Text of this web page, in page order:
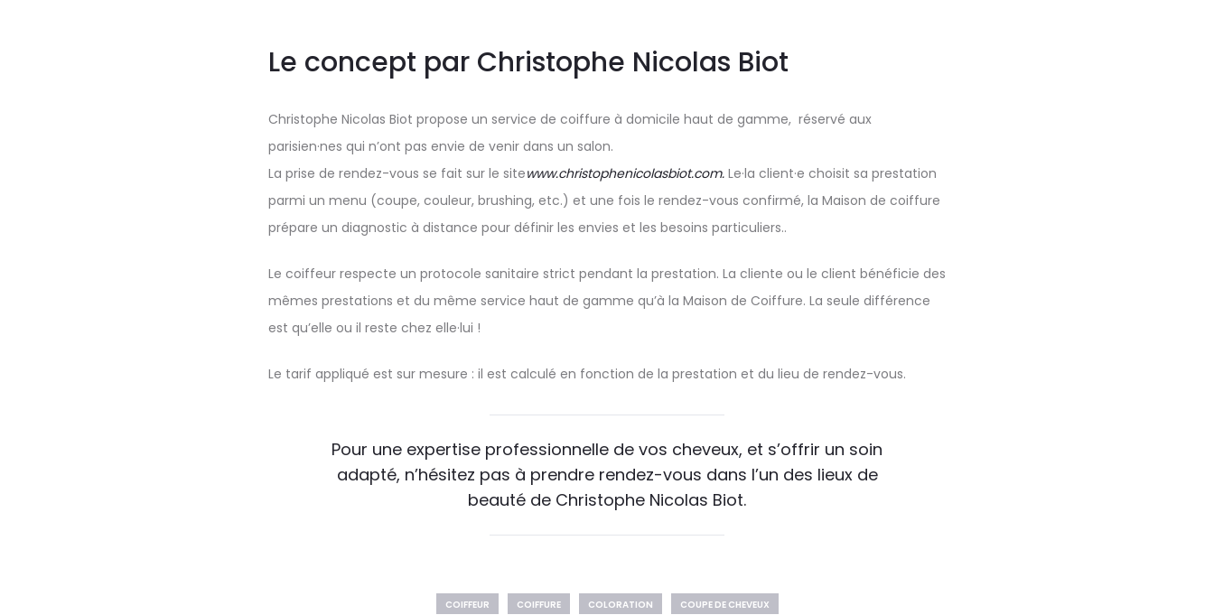
Le concept par Christophe Nicolas Biot
Christophe Nicolas Biot propose un service de coiffure à domicile haut de gamme, réservé aux
parisien·nes qui n’ont pas envie de venir dans un salon.
La prise de rendez-vous se fait sur le sitewww.christophenicolasbiot.com. Le·la client·e choisit sa prestation
parmi un menu (coupe, couleur, brushing, etc.) et une fois le rendez-vous confirmé, la Maison de coiffure
prépare un diagnostic à distance pour définir les envies et les besoins particuliers..
Le coiffeur respecte un protocole sanitaire strict pendant la prestation. La cliente ou le client bénéficie des
mêmes prestations et du même service haut de gamme qu’à la Maison de Coiffure. La seule différence
est qu’elle ou il reste chez elle·lui !
Le tarif appliqué est sur mesure : il est calculé en fonction de la prestation et du lieu de rendez-vous.
Pour une expertise professionnelle de vos cheveux, et s’offrir un soin
adapté, n’hésitez pas à prendre rendez-vous dans l’un des lieux de
beauté de Christophe Nicolas Biot.
COIFFEUR COIFFURE COLORATION COUPE DE CHEVEUX